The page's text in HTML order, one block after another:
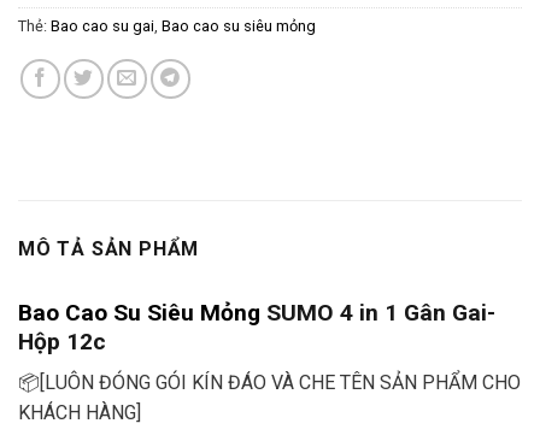
Thẻ: Bao cao su gai Bao cao su siêu mỏng
MÔ TẢ SẢN PHẨM
Bao Cao Su Siêu Mỏng SUMO 4 in 1 Gân Gai-
Hộp 12c
📦[LUÔN ĐÓNG GÓI KÍN ĐÁO VÀ CHE TÊN SẢN PHẨM CHO
KHÁCH HÀNG]